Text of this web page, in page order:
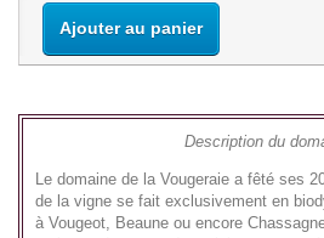
Ajouter au panier
Description du
Le domaine de la Vougeraie a fêté ses
de la vigne se fait exclusivement en
à Vougeot, Beaune ou encore